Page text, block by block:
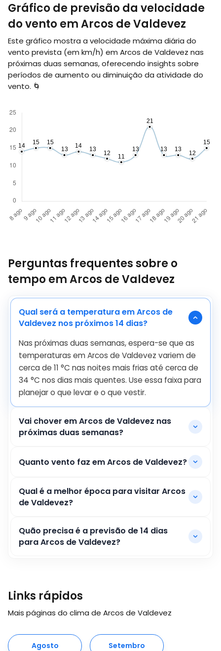
Gráfico de previsão da velocidade
do vento em Arcos de Valdevez
Este gráfico mostra a velocidade máxima diária do
vento prevista (em km/h) em Arcos de Valdevez nas
próximas duas semanas, oferecendo insights sobre
períodos de aumento ou diminuição da atividade do
vento. 🌀
Perguntas frequentes sobre o
tempo em Arcos de Valdevez
Qual será a temperatura em Arcos de
Valdevez nos próximos 14 dias?
Nas próximas duas semanas, espera-se que as
temperaturas em Arcos de Valdevez variem de
cerca de 11 °C nas noites mais frias até cerca de
34 °C nos dias mais quentes. Use essa faixa para
planejar o que levar e o que vestir.
Vai chover em Arcos de Valdevez nas
próximas duas semanas?
Quanto vento faz em Arcos de Valdevez?
Qual é a melhor época para visitar Arcos
de Valdevez?
Quão precisa é a previsão de 14 dias
para Arcos de Valdevez?
Links rápidos
Mais páginas do clima de Arcos de Valdevez
Agosto Setembro